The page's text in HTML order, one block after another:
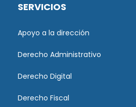
SERVICIOS
Apoyo a la dirección
Derecho Administrativo
Derecho Digital
Derecho Fiscal